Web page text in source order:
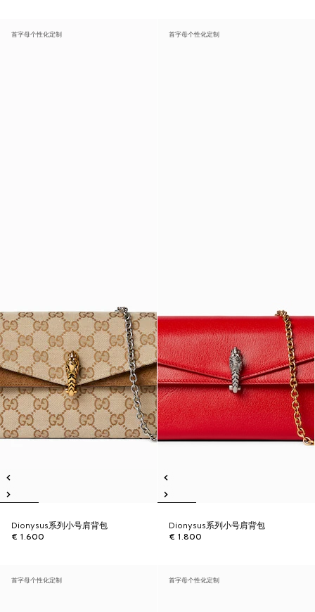
首字母个性化定制
Dionysus系列小号肩背包
€ 1.600
首字母个性化定制
Dionysus系列小号肩背包
€ 1.800
首字母个性化定制 首字母个性化定制